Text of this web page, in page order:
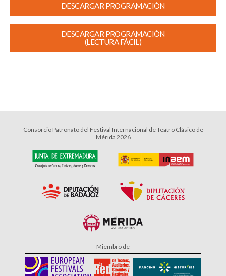
DESCARGAR PROGRAMACIÓN
DESCARGAR PROGRAMACIÓN
(LECTURA FÁCIL)
Consorcio Patronato del Festival Internacional de Teatro Clásico de
Mérida 2026
Miembro de